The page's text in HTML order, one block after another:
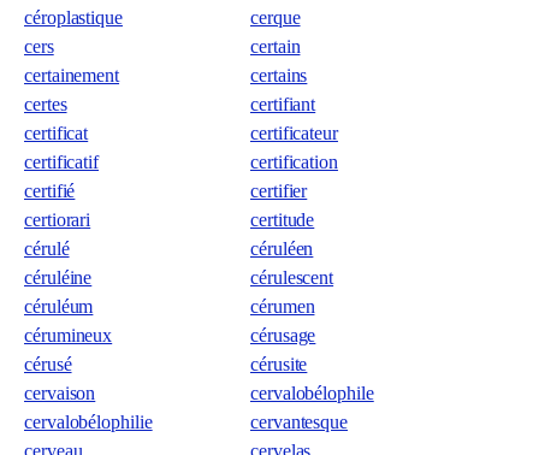
céroplastique
cerque
cers
certain
certainement
certains
certes
certifiant
certificat
certificateur
certificatif
certification
certifié
certifier
certiorari
certitude
cérulé
céruléen
céruléine
cérulescent
céruléum
cérumen
cérumineux
cérusage
cérusé
cérusite
cervaison
cervalobélophile
cervalobélophilie
cervantesque
cerveau
cervelas